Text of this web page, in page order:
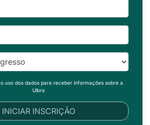
uso dos dados para receber informações sobre a
Ulbra
INICIAR INSCRIÇÃO